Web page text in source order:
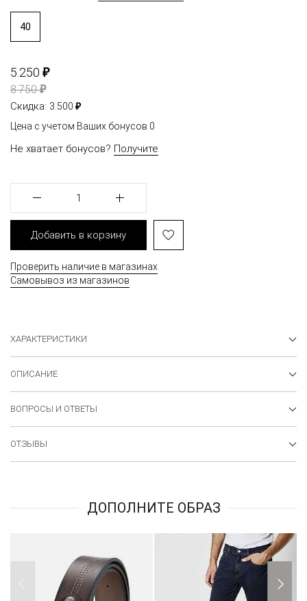
40
5.250 ₽
8.750₽
Скидка: 3.500 ₽
Цена с учетом Ваших бонусов 0
Не хватает бонусов? Получите
1
Добавить в корзину
Проверить наличие в магазинах
Самовывоз из магазинов
ХАРАКТЕРИСТИКИ
ОПИСАНИЕ
ВОПРОСЫ И ОТВЕТЫ
ОТЗЫВЫ
ДОПОЛНИТЕ ОБРАЗ